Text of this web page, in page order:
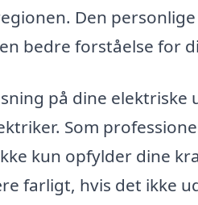
Den
bedre forståelse for
på dine
Som
kun opfylder dine
farligt, hvis det ikke